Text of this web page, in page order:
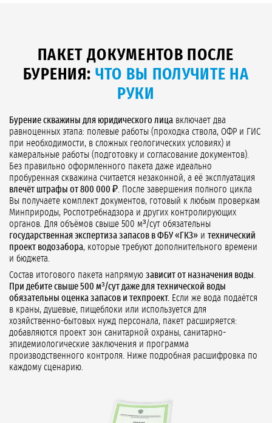
ПАКЕТ ДОКУМЕНТОВ ПОСЛЕ
БУРЕНИЯ: ЧТО ВЫ ПОЛУЧИТЕ НА
РУКИ
Бурение скважины для юридического лица включает два
равноценных этапа: полевые работы (проходка ствола, ОФР и ГИС
при необходимости, в сложных геологических условиях) и
камеральные работы (подготовку и согласование документов).
Без правильно оформленного пакета даже идеально
пробуренная скважина считается незаконной, а её эксплуатация
влечёт штрафы от 800 000 ₽. После завершения полного цикла
Вы получаете комплект документов, готовый к любым проверкам
Минприроды, Роспотребнадзора и других контролирующих
органов. Для объёмов свыше 500 м³/сут обязательны
государственная экспертиза запасов в ФБУ «ГКЗ» и технический
проект водозабора, которые требуют дополнительного времени
и бюджета.
Состав итогового пакета напрямую зависит от назначения воды.
При дебите свыше 500 м³/сут даже для технической воды
обязательны оценка запасов и техпроект. Если же вода подаётся
в краны, душевые, пищеблоки или используется для
хозяйственно-бытовых нужд персонала, пакет расширяется:
добавляются проект зон санитарной охраны, санитарно-
эпидемиологические заключения и программа
производственного контроля. Ниже подробная расшифровка по
каждому сценарию.